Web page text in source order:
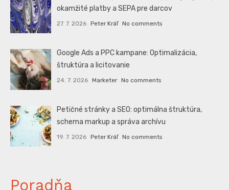
okamžité platby a SEPA pre darcov
27. 7. 2026 Peter Kráľ No comments
Google Ads a PPC kampane: Optimalizácia,
štruktúra a licitovanie
24. 7. 2026 Marketer No comments
Petičné stránky a SEO: optimálna štruktúra,
schema markup a správa archívu
19. 7. 2026 Peter Kráľ No comments
Poradňa